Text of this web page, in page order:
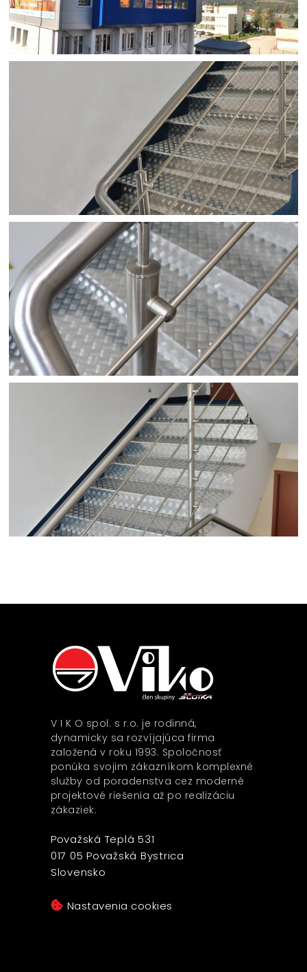
V I K O spol. s r.o. je rodinná,
dynamicky sa rozvíjajúca firma
založená v roku 1993. Spoločnosť
ponúka svojim zákazníkom komplexné
služby od poradenstva cez moderné
projektové riešenia až po realizáciu
zákaziek.
Považská Teplá 531
017 05 Považská Bystrica
Slovensko
Nastavenia cookies